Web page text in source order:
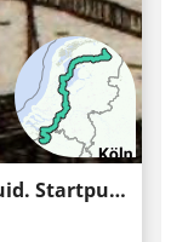
St Martinuspad van Noord naar Zuid. Startpunt Groningen Nederland naar Beveren België